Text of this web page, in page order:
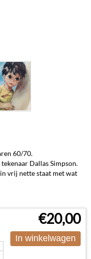
60/70.
Dallas Simpson.
vrij nette staat met wat
€20,00
In winkelwagen